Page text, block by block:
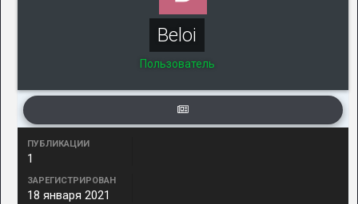
Beloi
Пользователь
ПУБЛИКАЦИИ
1
ЗАРЕГИСТРИРОВАН
18 января 2021